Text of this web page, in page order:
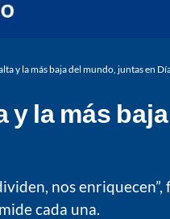
y la más baja del mundo, juntas en
y la más
nos
cada una.